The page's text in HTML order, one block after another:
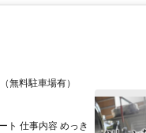
無料駐車場有）
ト 仕事内容 めっき